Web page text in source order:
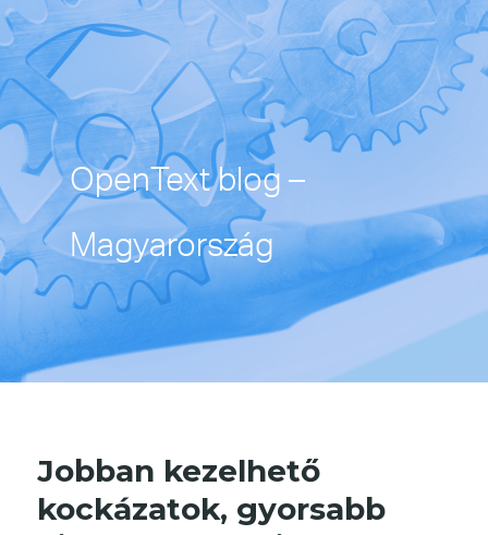
OpenText blog –
Magyarország
Jobban kezelhető
kockázatok, gyorsabb